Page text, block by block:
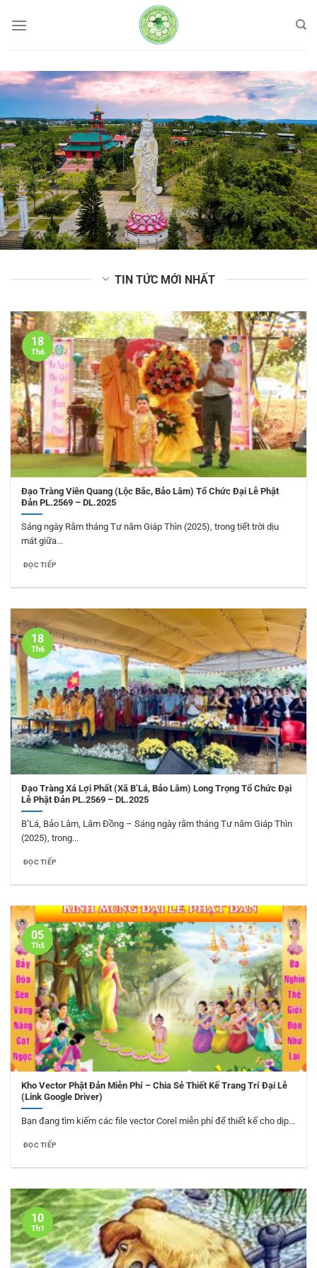
qua
TIN TỨC MỚI NHẤT
Đạo Tràng Viên Quang (Lộc Bắc, Bảo Lâm) Tổ Chức Đại Lễ Phật
Đản PL.2569 – DL.2025
Sáng ngày Rằm tháng Tư năm Giáp Thìn (2025), trong tiết trời dịu
mát giữa...
ĐỌC TIẾP
18
Th6
Đạo Tràng Xá Lợi Phất (Xã B’Lá, Bảo Lâm) Long Trọng Tổ Chức Đại
Lễ Phật Đản PL.2569 – DL.2025
B’Lá, Bảo Lâm, Lâm Đồng – Sáng ngày rằm tháng Tư năm Giáp Thìn
(2025), trong...
ĐỌC TIẾP
18
Th6
Kho Vector Phật Đản Miễn Phí – Chia Sẻ Thiết Kế Trang Trí Đại Lễ
(Link Google Driver)
Bạn đang tìm kiếm các file vector Corel miễn phí để thiết kế cho dịp...
ĐỌC TIẾP
05
Th5
10
Th1